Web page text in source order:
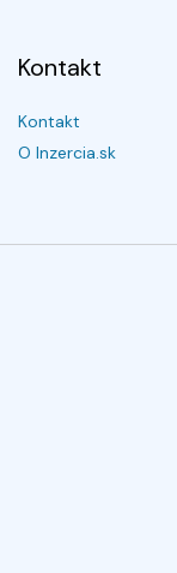
Kontakt
Kontakt
O Inzercia.sk